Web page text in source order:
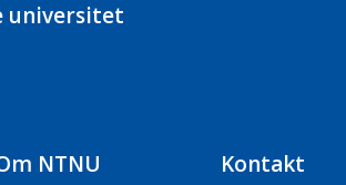
universitet
NTNU Kontakt